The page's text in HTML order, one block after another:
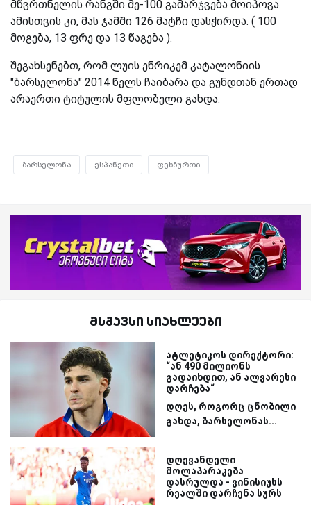
მწვრთნელის რანგში მე-100 გამარჯვება მოიპოვა.
ამისთვის კი, მას ჯამში 126 მატჩი დასჭირდა. ( 100
მოგება, 13 ფრე და 13 წაგება ).
შეგახსენებთ, რომ ლუის ენრიკემ კატალონიის
"ბარსელონა" 2014 წელს ჩაიბარა და გუნდთან ერთად
არაერთი ტიტულის მფლობელი გახდა.
ბარსელონა ესპანეთი ფეხბურთი
მსგავსი სიახლეები
ატლეტიკოს დირექტორი:
“ან 490 მილიონს
გადაიხდით, ან ალვარესი
დარჩება“
დღეს, როგორც ცნობილი
გახდა, ბარსელონას...
დღევანდელი
მოლაპარაკება
დასრულდა - ვინისიუსს
რეალში დარჩენა სურს